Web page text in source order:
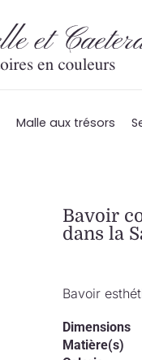
Malle aux trésors
Bavoir
dans la
Bavoir
Dimensions
Matière(s)